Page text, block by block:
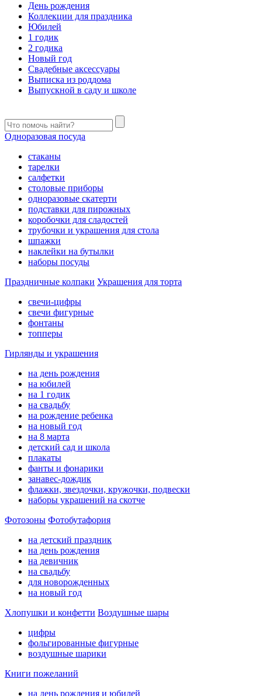
День рождения
Коллекции для праздника
Юбилей
1 годик
2 годика
Новый год
Свадебные аксессуары
Выписка из роддома
Выпускной в саду и школе
Одноразовая посуда
стаканы
тарелки
салфетки
столовые приборы
одноразовые скатерти
подставки для пирожных
коробочки для сладостей
трубочки и украшения для стола
шпажки
наклейки на бутылки
наборы посуды
Праздничные колпаки Украшения для торта
свечи-цифры
свечи фигурные
фонтаны
топперы
Гирлянды и украшения
на день рождения
на юбилей
на 1 годик
на свадьбу
на рождение ребенка
на новый год
на 8 марта
детский сад и школа
плакаты
фанты и фонарики
занавес-дождик
флажки, звездочки, кружочки, подвески
наборы украшений на скотче
Фотозоны Фотобутафория
на детский праздник
на день рождения
на девичник
на свадьбу
для новорожденных
на новый год
Хлопушки и конфетти Воздушные шары
цифры
фольгированные фигурные
воздушные шарики
Книги пожеланий
на день рождения и юбилей